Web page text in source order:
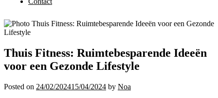
Thuis Fitness: Ruimtebesparende Ideeën
voor een Gezonde Lifestyle
Posted on 24/02/202415/04/2024 by Noa